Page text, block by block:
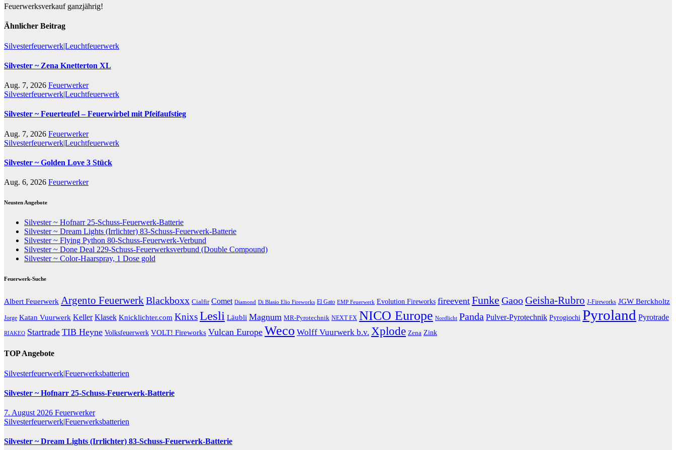
Feuerwerksverkauf ganzjährig!
Ähnlicher Beitrag
Silvesterfeuerwerk|Leuchtfeuerwerk
Silvester ~ Zena Knetterton XL
Aug. 7, 2026 Feuerwerker
Silvesterfeuerwerk|Leuchtfeuerwerk
Silvester ~ Feuerteufel – Feuerwirbel mit Pfeifaufstieg
Aug. 7, 2026 Feuerwerker
Silvesterfeuerwerk|Leuchtfeuerwerk
Silvester ~ Golden Love 3 Stück
Aug. 6, 2026 Feuerwerker
Neusten Angebote
Silvester ~ Hofnarr 25-Schuss-Feuerwerk-Batterie
Silvester ~ Dream Lights (Irrlichter) 83-Schuss-Feuerwerk-Batterie
Silvester ~ Flying Python 80-Schuss-Feuerwerk-Verbund
Silvester ~ Done Deal 229-Schuss-Feuerwerksverbund (Double Compound)
Silvester ~ Color-Haarspray, 1 Dose gold
Feuerwerk-Suche
Albert Feuerwerk Argento FeuerwerkBlackboxx Cialfir Comet Diamond Di Blasio Elio Fireworks El Gato EMP Feuerwerk Evolution Fireworks fireevent Funke GaooGeisha-Rubro J-Fireworks JGW Berckholtz
Jorge Katan Vuurwerk Keller Klasek Knicklichter.com KnixsLesli Läubli Magnum MR-Pyrotechnik NEXT FX NICO Europe Nordlicht Panda Pulver-Pyrotechnik Pyrogiochi Pyroland Pyrotrade
RIAKEO Startrade TIB Heyne Volksfeuerwerk VOLT! Fireworks Vulcan Europe Weco Wolff Vuurwerk b.v. Xplode Zena Zink
TOP Angebote
Silvesterfeuerwerk|Feuerwerksbatterien
Silvester ~ Hofnarr 25-Schuss-Feuerwerk-Batterie
7. August 2026 Feuerwerker
Silvesterfeuerwerk|Feuerwerksbatterien
Silvester ~ Dream Lights (Irrlichter) 83-Schuss-Feuerwerk-Batterie